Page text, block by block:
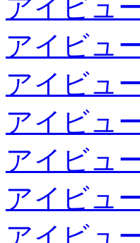
アイビュ
アイビュ
アイビュ
アイビュ
アイビュ
アイビュ
アイビュ